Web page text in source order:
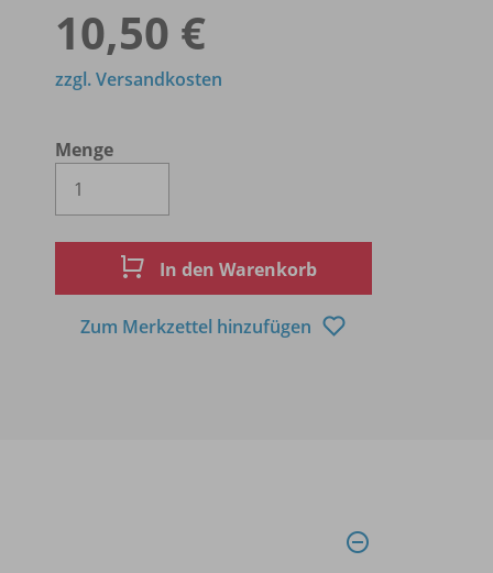
10,50 €
Menge
zzgl. Versandkosten
In den Warenkorb
Zum Merkzettel hinzufügen